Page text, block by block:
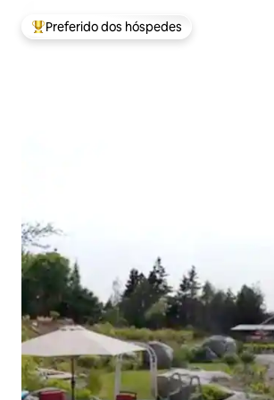
Entre os melhores preferidos dos hóspedes
Preferido dos hóspedes